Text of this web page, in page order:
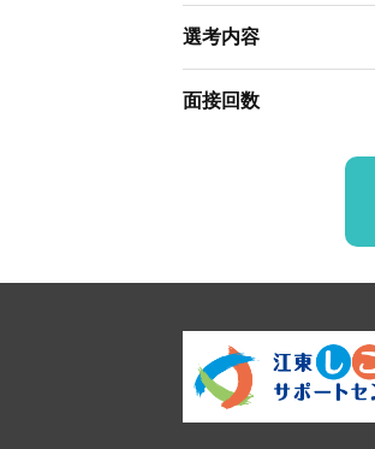
選考内容
面接回数